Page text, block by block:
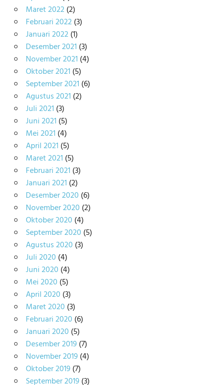
Maret 2022(2)
Februari 2022(3)
Januari 2022(1)
Desember 2021 (3)
November 2021 (4)
Oktober 2021 (5)
September 2021 (6)
Agustus 2021 (2)
Juli 2021 (3)
Juni 2021 (5)
Mei 2021 (4)
April 2021 (5)
Maret 2021 (5)
Februari 2021 (3)
Januari 2021 (2)
Desember 2020 (6)
November 2020 (2)
Oktober 2020 (4)
September 2020 (5)
Agustus 2020 (3)
Juli 2020 (4)
Juni 2020 (4)
Mei 2020 (5)
April 2020 (3)
Maret 2020 (3)
Februari 2020 (6)
Januari 2020 (5)
Desember 2019(7)
November 2019(4)
Oktober 2019(7)
September 2019(3)